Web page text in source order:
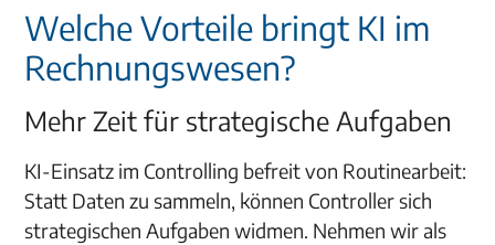
Welche Vorteile bringt KI im
Rechnungswesen?
Mehr Zeit für strategische Aufgaben
KI-Einsatz im Controlling befreit von Routinearbeit:
Statt Daten zu sammeln, können Controller sich
strategischen Aufgaben widmen. Nehmen wir als